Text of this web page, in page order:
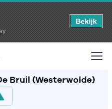
Bekijk
Bruil (Westerwolde)